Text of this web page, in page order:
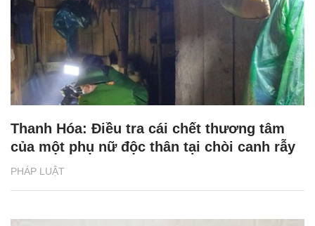
PHÁP LUẬT
Thanh Hóa: Điều tra cái chết thương tâm
của một phụ nữ độc thân tại chòi canh rẫy